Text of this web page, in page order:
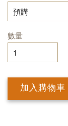
數量
加入購物車